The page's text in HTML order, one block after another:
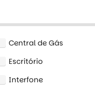
Central de Gás
Escritório
Interfone